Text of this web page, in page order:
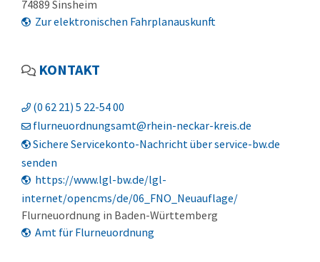
74889 Sinsheim
Zur elektronischen Fahrplanauskunft
KONTAKT
(0 62 21) 5 22-5400
flurneuordnungsamt@rhein-neckar-kreis.de
Sichere Servicekonto-Nachricht über service-bw.de
senden
https://www.lgl-bw.de/lgl-
internet/opencms/de/06_FNO_Neuauflage/
Flurneuordnung in Baden-Württemberg
Amt für Flurneuordnung